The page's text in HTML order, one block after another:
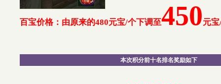
百宝价格：由原来的480元宝/个下调至450元宝
本次积分前十名排名奖励如下